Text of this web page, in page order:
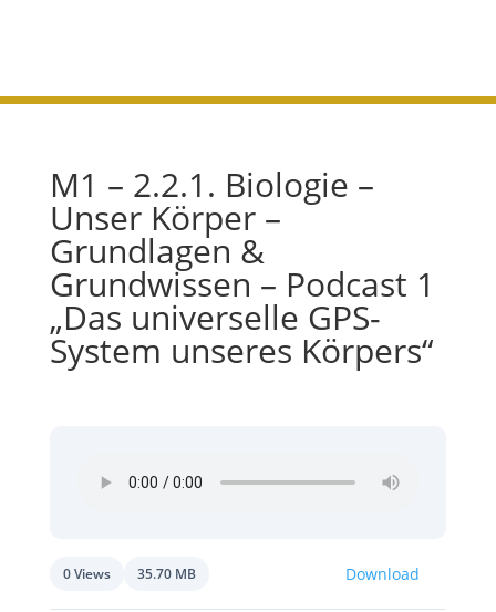
M1 – 2.2.1. Biologie –
Unser Körper –
Grundlagen &
Grundwissen – Podcast 1
„Das universelle GPS-
System unseres Körpers“
0 Views 35.70 MB Download